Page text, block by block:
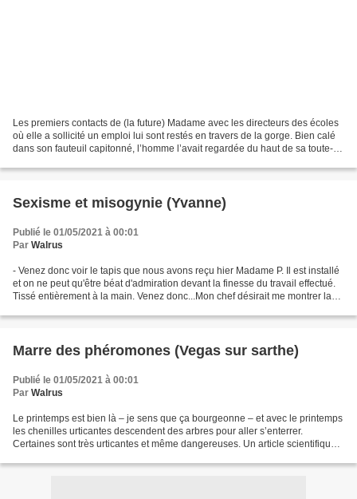
Les premiers contacts de (la future) Madame avec les directeurs des écoles
où elle a sollicité un emploi lui sont restés en travers de la gorge. Bien calé
dans son fauteuil capitonné, l’homme l’avait regardée du haut de sa toute-
Sexisme et misogynie (Yvanne)
Publié le 01/05/2021 à 00:01
Par Walrus
- Venez donc voir le tapis que nous avons reçu hier Madame P. Il est installé
et on ne peut qu'être béat d'admiration devant la finesse du travail effectué.
Tissé entièrement à la main. Venez donc...Mon chef désirait me montrer la
Marre des phéromones (Vegas sur sarthe)
Publié le 01/05/2021 à 00:01
Par Walrus
Le printemps est bien là – je sens que ça bourgeonne – et avec le printemps
les chenilles urticantes descendent des arbres pour aller s’enterrer.
Certaines sont très urticantes et même dangereuses. Un article scientifique